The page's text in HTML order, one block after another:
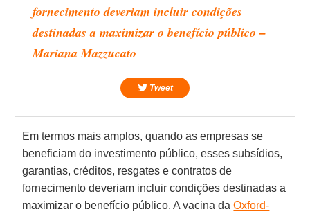
fornecimento deveriam incluir condições
destinadas a maximizar o benefício público –
Mariana Mazzucato
Tweet
Em termos mais amplos, quando as empresas se
beneficiam do investimento público, esses subsídios,
garantias, créditos, resgates e contratos de
fornecimento deveriam incluir condições destinadas a
maximizar o benefício público. A vacina daOxford-